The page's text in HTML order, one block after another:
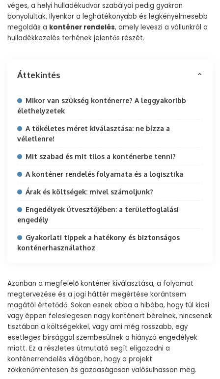
véges, a helyi hulladékudvar szabályai pedig gyakran
bonyolultak. Ilyenkor a leghatékonyabb és legkényelmesebb
megoldás a konténer rendelés, amely leveszi a vállunkról a
hulladékkezelés terhének jelentős részét.
Áttekintés
Mikor van szükség konténerre? A leggyakoribb
élethelyzetek
A tökéletes méret kiválasztása: ne bízza a
véletlenre!
Mit szabad és mit tilos a konténerbe tenni?
A konténer rendelés folyamata és a logisztika
Árak és költségek: mivel számoljunk?
Engedélyek útvesztőjében: a területfoglalási
engedély
Gyakorlati tippek a hatékony és biztonságos
konténerhasználathoz
Azonban a megfelelő konténer kiválasztása, a folyamat
megtervezése és a jogi háttér megértése korántsem
magától értetődő. Sokan esnek abba a hibába, hogy túl kicsi
vagy éppen feleslegesen nagy konténert bérelnek, nincsenek
tisztában a költségekkel, vagy ami még rosszabb, egy
esetleges bírsággal szembesülnek a hiányzó engedélyek
miatt. Ez a részletes útmutató segít eligazodni a
konténerrendelés világában, hogy a projekt
zökkenőmentesen és gazdaságosan valósulhasson meg.